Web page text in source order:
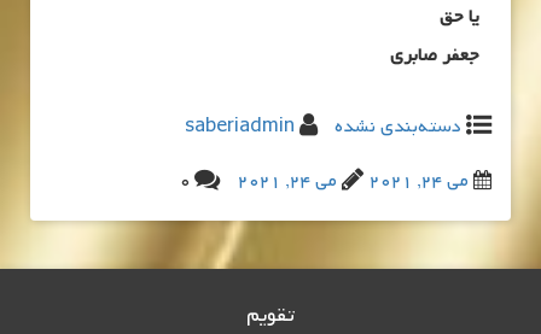
یا حق
جعفر صابری
دسته‌بندی نشده
saberiadmin
می 24, 2021
می 24, 2021 0
تقویم